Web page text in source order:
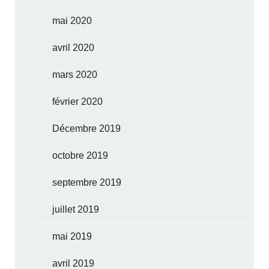
mai 2020
avril 2020
mars 2020
février 2020
Décembre 2019
octobre 2019
septembre 2019
juillet 2019
mai 2019
avril 2019